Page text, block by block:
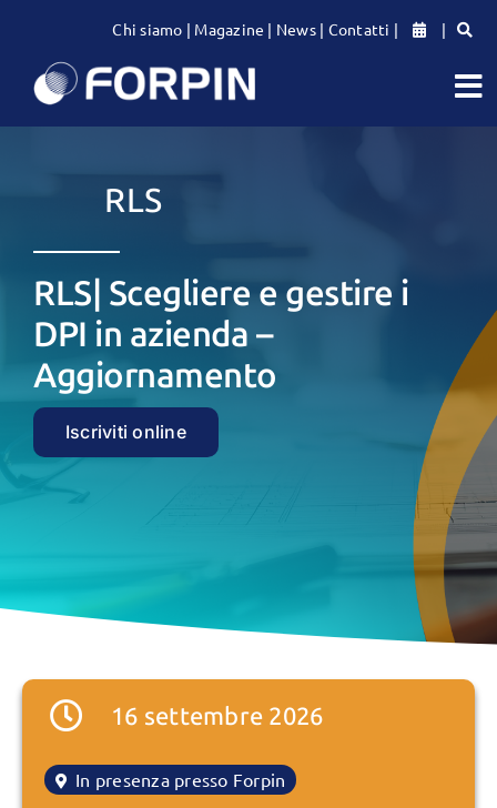
contenuto
Chi siamo | Magazine | News| Contatti | |
PER LE PERSONE
RLS
RLS| Scegliere e gestire i
DPI in azienda –
Aggiornamento
Iscriviti online
16 settembre 2026
In presenza presso Forpin